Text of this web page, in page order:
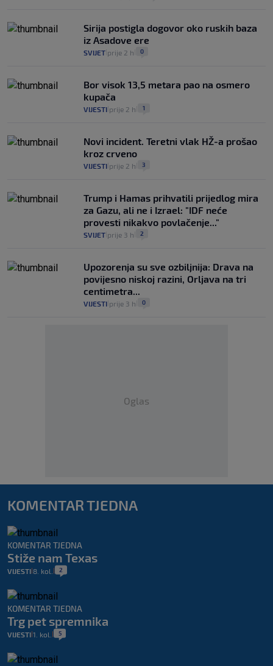
Sirija postigla dogovor oko ruskih baza
iz Asadove ere
SVIJET prije 2 h 0
Bor visok 13,5 metara pao na osmero
kupača
VIJESTI prije 2 h 1
Novi incident. Teretni vlak HŽ-a prošao
kroz crveno
VIJESTI prije 2 h 3
Trump i Hamas prihvatili prijedlog mira
za Gazu, ali ne i Izrael: "IDF neće
provesti nikakvo povlačenje..."
SVIJET prije 3 h 2
Upozorenja su sve ozbiljnija: Drava na
povijesno niskoj razini, Orljava na tri
centimetra...
VIJESTI prije 3 h 0
Oglas
KOMENTAR TJEDNA
KOMENTAR TJEDNA
Stiže nam Texas
VIJESTI 8. kol. 2
KOMENTAR TJEDNA
Trg pet spremnika
VIJESTI 1. kol. 5